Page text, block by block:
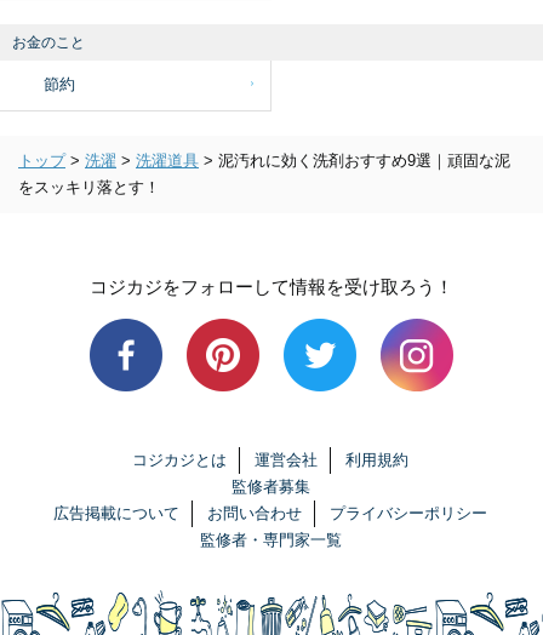
お金のこと
節約
トップ > 洗濯 > 洗濯道具 > 泥汚れに効く洗剤おすすめ9選｜頑固な泥
をスッキリ落とす！
コジカジをフォローして情報を受け取ろう！
コジカジとは 運営会社
利用規約
監修者募集
広告掲載について
お問い合わせ
プライバシーポリシー
監修者・専門家一覧